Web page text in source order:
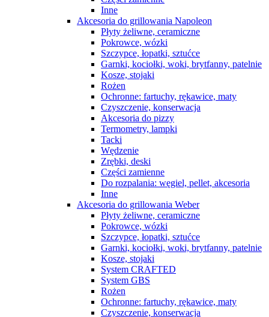
Inne
Akcesoria do grillowania Napoleon
Płyty żeliwne, ceramiczne
Pokrowce, wózki
Szczypce, łopatki, sztućce
Garnki, kociołki, woki, brytfanny, patelnie
Kosze, stojaki
Rożen
Ochronne: fartuchy, rękawice, maty
Czyszczenie, konserwacja
Akcesoria do pizzy
Termometry, lampki
Tacki
Wędzenie
Zrębki, deski
Części zamienne
Do rozpalania: węgiel, pellet, akcesoria
Inne
Akcesoria do grillowania Weber
Płyty żeliwne, ceramiczne
Pokrowce, wózki
Szczypce, łopatki, sztućce
Garnki, kociołki, woki, brytfanny, patelnie
Kosze, stojaki
System CRAFTED
System GBS
Rożen
Ochronne: fartuchy, rękawice, maty
Czyszczenie, konserwacja